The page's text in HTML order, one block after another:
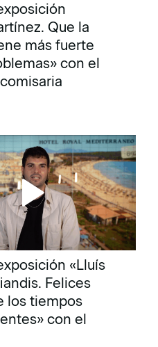
Que la
más fuerte
con el
«Lluís
Felices
los tiempos
con el